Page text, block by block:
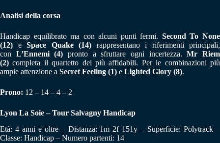
Analisi della corsa
Handicap equilibrato ma con alcuni punti fermi. Second To None
(12) e Space Quake (14) rappresentano i riferimenti principali,
con L’Ennemi (4) pronto a sfruttare ogni incertezza.Mr Riem
(2) completa il quartetto dei più affidabili. Per le combinazioni più
ampie attenzione a Secret Feeling (1) e Lighted Glory (8).
Prono: 12 – 14 – 4 – 2
Lyon La Soie – Tour Salvagny Handicap
Età: 4 anni e oltre – Distanza: 1m 2f 151y – Superficie: Polytrack –
Classe: Handicap – Numero partenti: 14